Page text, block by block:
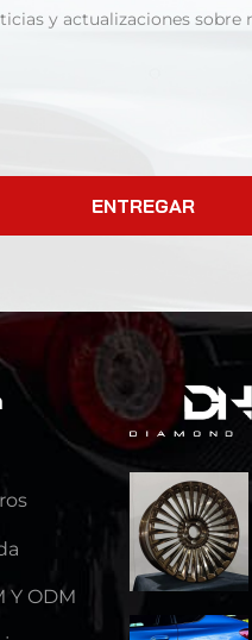
y actualizaciones sobre
ENTREGAR
Y ODM